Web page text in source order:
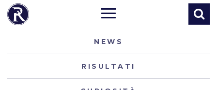
NEWS
RISULTATI